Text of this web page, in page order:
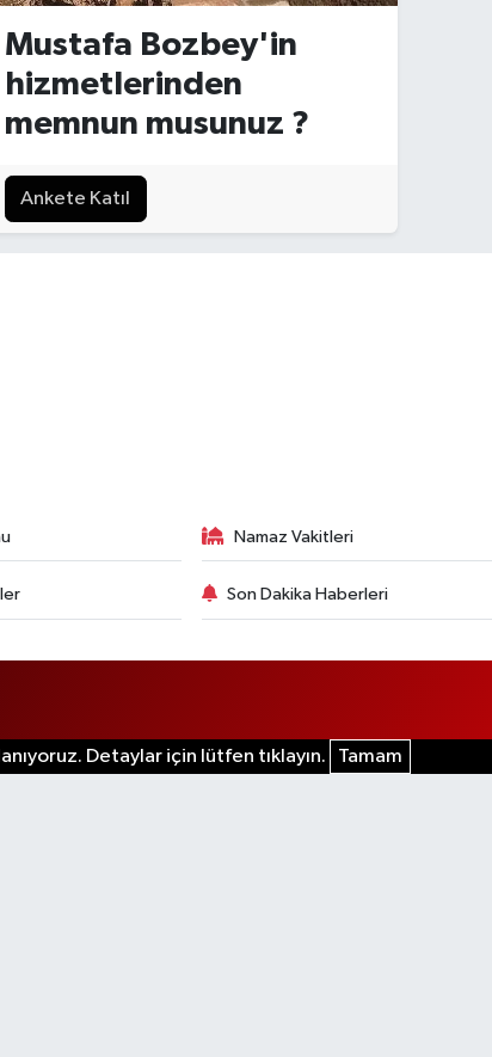
Mustafa Bozbey'in
hizmetlerinden
memnun musunuz ?
Ankete Katıl
Namaz Vakitleri
Son Dakika Haberleri
Detaylar için lütfen tıklayın. Tamam